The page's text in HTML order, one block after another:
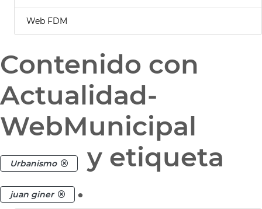
Web FDM
Contenido con
Actualidad-
WebMunicipal
Urbanismo y etiqueta
juan giner .